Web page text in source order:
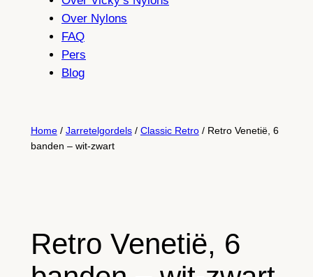
Over Nylons
FAQ
Pers
Blog
Home/ Jarretelgordels/ Classic Retro/ Retro Venetië, 6
banden – wit-zwart
Retro Venetië, 6